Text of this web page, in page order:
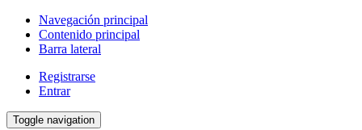
Navegación principal
Contenido principal
Barra lateral
Registrarse
Entrar
Toggle navigation